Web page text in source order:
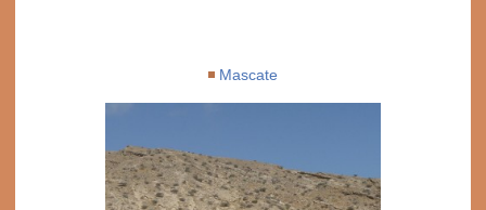
Mascate